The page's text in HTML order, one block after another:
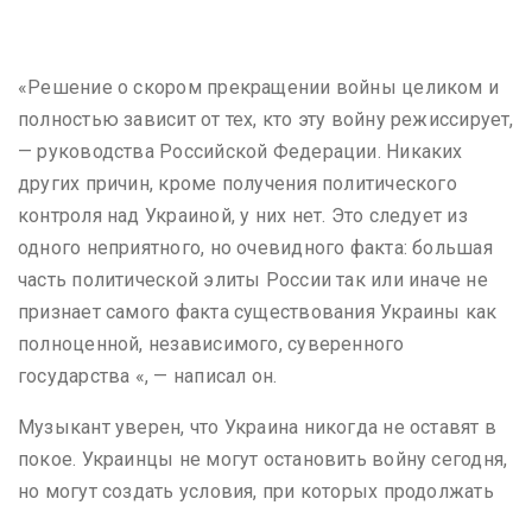
«Решение о скором прекращении войны целиком и
полностью зависит от тех, кто эту войну режиссирует,
— руководства Российской Федерации. Никаких
других причин, кроме получения политического
контроля над Украиной, у них нет. Это следует из
одного неприятного, но очевидного факта: большая
часть политической элиты России так или иначе не
признает самого факта существования Украины как
полноценной, независимого, суверенного
государства «, — написал он.
Музыкант уверен, что Украина никогда не оставят в
покое. Украинцы не могут остановить войну сегодня,
но могут создать условия, при которых продолжать